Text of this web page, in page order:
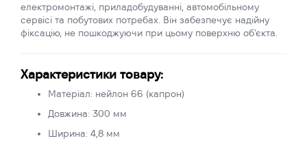
електромонтажі, приладобудуванні, автомобільному
сервісі та побутових потребах. Він забезпечує надійну
фіксацію, не пошкоджуючи при цьому поверхню об'єкта.
Характеристики товару:
Матеріал: нейлон 66 (капрон)
Довжина: 300 мм
Ширина: 4,8 мм